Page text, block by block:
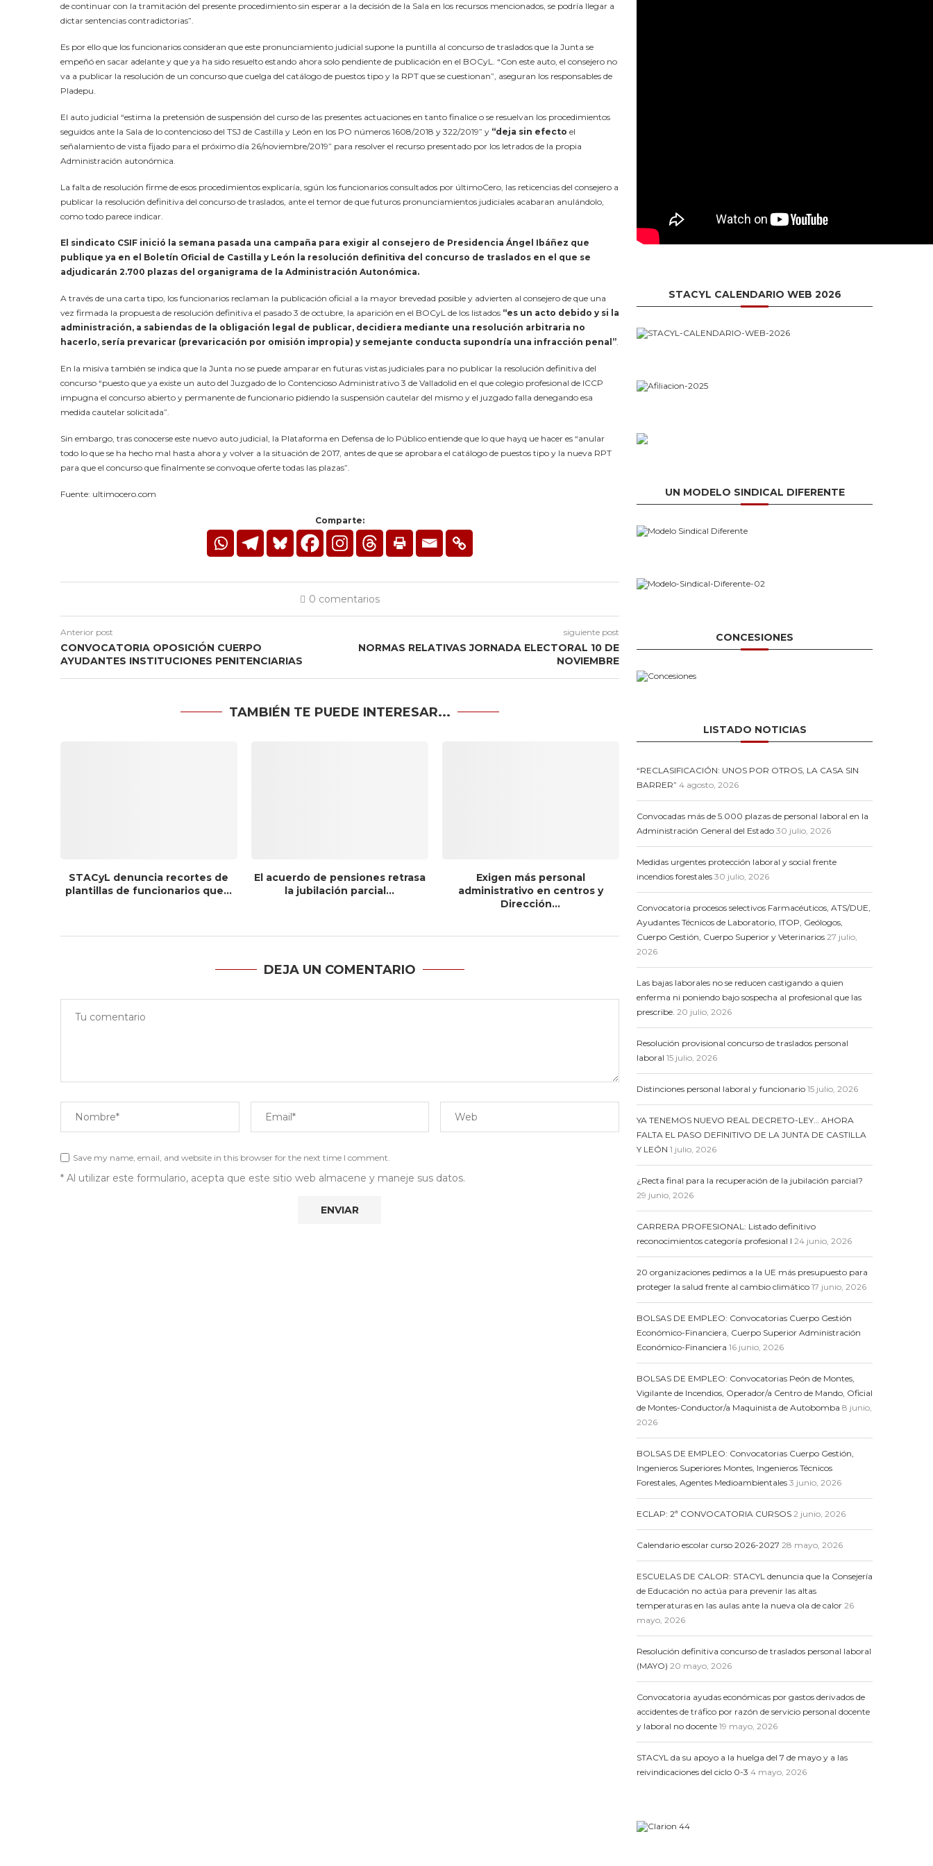
de continuar con la tramitación del presente procedimiento sin esperar a la decisión de la Sala en los recursos mencionados, se podría llegar a
dictar sentencias contradictorias”.
Es por ello que los funcionarios consideran que este pronunciamiento judicial supone la puntilla al concurso de traslados que la Junta se
empeñó en sacar adelante y que ya ha sido resuelto estando ahora solo pendiente de publicación en el BOCyL. “Con este auto, el consejero no
va a publicar la resolución de un concurso que cuelga del catálogo de puestos tipo y la RPT que se cuestionan”, aseguran los responsables de
Pladepu.
El auto judicial “estima la pretensión de suspensión del curso de las presentes actuaciones en tanto finalice o se resuelvan los procedimientos
seguidos ante la Sala de lo contencioso del TSJ de Castilla y León en los PO números 1608/2018 y 322/2019” y “deja sin efecto el
señalamiento de vista fijado para el próximo día 26/noviembre/2019” para resolver el recurso presentado por los letrados de la propia
Administración autonómica.
La falta de resolución firme de esos procedimientos explicaría, sgún los funcionarios consultados por últimoCero, las reticencias del consejero a
publicar la resolución definitiva del concurso de traslados, ante el temor de que futuros pronunciamientos judiciales acabaran anulándolo,
como todo parece indicar.
El sindicato CSIF inició la semana pasada una campaña para exigir al consejero de Presidencia Ángel Ibáñez que
publique ya en el Boletín Oficial de Castilla y León la resolución definitiva del concurso de traslados en el que se
adjudicarán 2.700 plazas del organigrama de la Administración Autonómica.
A través de una carta tipo, los funcionarios reclaman la publicación oficial a la mayor brevedad posible y advierten al consejero de que una
vez firmada la propuesta de resolución definitiva el pasado 3 de octubre, la aparición en el BOCyL de los listados “es un acto debido y si la
administración, a sabiendas de la obligación legal de publicar, decidiera mediante una resolución arbitraria no
hacerlo, sería prevaricar (prevaricación por omisión impropia) y semejante conducta supondría una infracción penal”.
En la misiva también se indica que la Junta no se puede amparar en futuras vistas judiciales para no publicar la resolución definitiva del
concurso “puesto que ya existe un auto del Juzgado de lo Contencioso Administrativo 3 de Valladolid en el que colegio profesional de ICCP
impugna el concurso abierto y permanente de funcionario pidiendo la suspensión cautelar del mismo y el juzgado falla denegando esa
medida cautelar solicitada”.
Sin embargo, tras conocerse este nuevo auto judicial, la Plataforma en Defensa de lo Público entiende que lo que hayq ue hacer es “anular
todo lo que se ha hecho mal hasta ahora y volver a la situación de 2017, antes de que se aprobara el catálogo de puestos tipo y la nueva RPT
para que el concurso que finalmente se convoque oferte todas las plazas”.
Fuente: ultimocero.com
Comparte:
0 comentarios
Anterior post
CONVOCATORIA OPOSICIÓN CUERPO
AYUDANTES INSTITUCIONES PENITENCIARIAS
siguiente post
NORMAS RELATIVAS JORNADA ELECTORAL 10 DE
NOVIEMBRE
TAMBIÉN TE PUEDE INTERESAR...
STACyL denuncia recortes de
plantillas de funcionarios que...
El acuerdo de pensiones retrasa
la jubilación parcial...
Exigen más personal
administrativo en centros y
Dirección...
DEJA UN COMENTARIO
Save my name, email, and website in this browser for the next time I comment.
* Al utilizar este formulario, acepta que este sitio web almacene y maneje sus datos.
STACYL CALENDARIO WEB 2026
UN MODELO SINDICAL DIFERENTE
CONCESIONES
LISTADO NOTICIAS
“RECLASIFICACIÓN: UNOS POR OTROS, LA CASA SIN
BARRER” 4 agosto, 2026
Convocadas más de 5.000 plazas de personal laboral en la
Administración General del Estado 30 julio, 2026
Medidas urgentes protección laboral y social frente
incendios forestales 30 julio, 2026
Convocatoria procesos selectivos Farmacéuticos, ATS/DUE,
Ayudantes Técnicos de Laboratorio, ITOP, Geólogos,
Cuerpo Gestión, Cuerpo Superior y Veterinarios 27 julio,
2026
Las bajas laborales no se reducen castigando a quien
enferma ni poniendo bajo sospecha al profesional que las
prescribe. 20 julio, 2026
Resolución provisional concurso de traslados personal
laboral 15 julio, 2026
Distinciones personal laboral y funcionario 15 julio, 2026
YA TENEMOS NUEVO REAL DECRETO-LEY… AHORA
FALTA EL PASO DEFINITIVO DE LA JUNTA DE CASTILLA
Y LEÓN 1 julio, 2026
¿Recta final para la recuperación de la jubilación parcial?
29 junio, 2026
CARRERA PROFESIONAL: Listado definitivo
reconocimientos categoría profesional I 24 junio, 2026
20 organizaciones pedimos a la UE más presupuesto para
proteger la salud frente al cambio climático 17 junio, 2026
BOLSAS DE EMPLEO: Convocatorias Cuerpo Gestión
Económico-Financiera, Cuerpo Superior Administración
Económico-Financiera 16 junio, 2026
BOLSAS DE EMPLEO: Convocatorias Peón de Montes,
Vigilante de Incendios, Operador/a Centro de Mando, Oficial
de Montes-Conductor/a Maquinista de Autobomba 8 junio,
2026
BOLSAS DE EMPLEO: Convocatorias Cuerpo Gestión,
Ingenieros Superiores Montes, Ingenieros Técnicos
Forestales, Agentes Medioambientales 3 junio, 2026
ECLAP: 2ª CONVOCATORIA CURSOS 2 junio, 2026
Calendario escolar curso 2026-2027 28 mayo, 2026
ESCUELAS DE CALOR: STACYL denuncia que la Consejería
de Educación no actúa para prevenir las altas
temperaturas en las aulas ante la nueva ola de calor 26
mayo, 2026
Resolución definitiva concurso de traslados personal laboral
(MAYO) 20 mayo, 2026
Convocatoria ayudas económicas por gastos derivados de
accidentes de tráfico por razón de servicio personal docente
y laboral no docente 19 mayo, 2026
STACYL da su apoyo a la huelga del 7 de mayo y a las
reivindicaciones del ciclo 0-3 4 mayo, 2026